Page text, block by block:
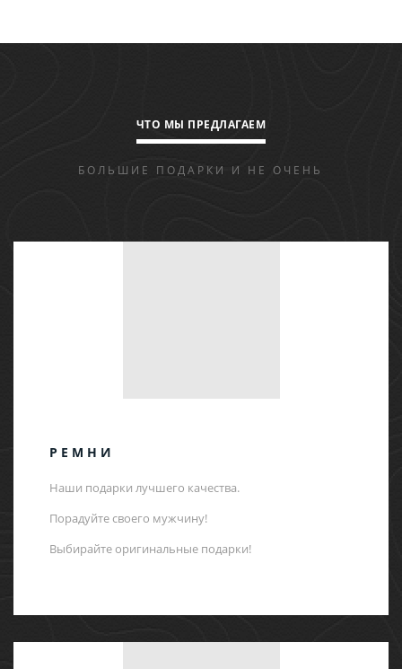
ЧТО МЫ ПРЕДЛАГАЕМ
БОЛЬШИЕ ПОДАРКИ И НЕ ОЧЕНЬ
РЕМНИ
Наши подарки лучшего качества.
Порадуйте своего мужчину!
Выбирайте оригинальные подарки!